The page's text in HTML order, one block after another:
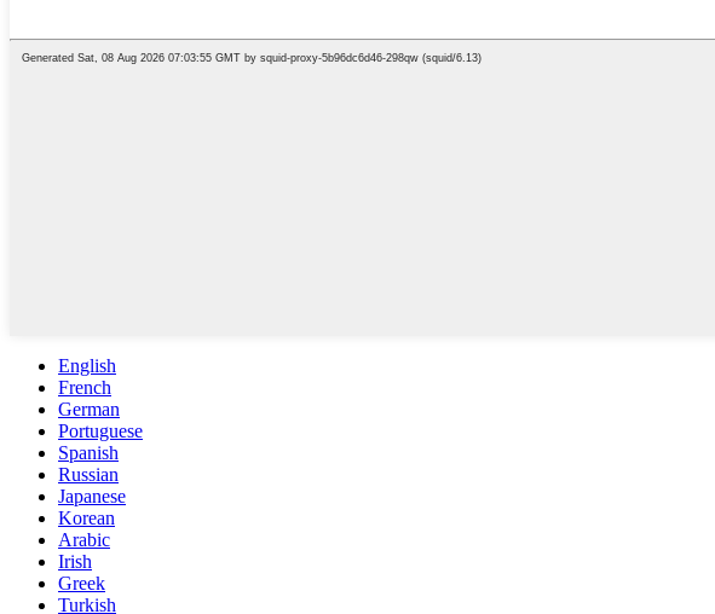
English
French
German
Portuguese
Spanish
Russian
Japanese
Korean
Arabic
Irish
Greek
Turkish